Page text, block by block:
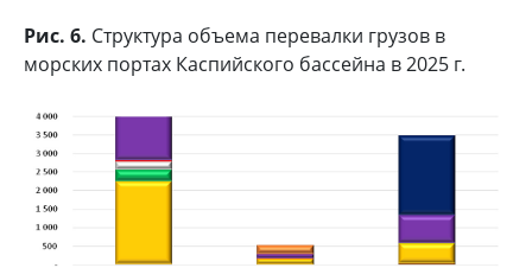
Рис. 6. Структура объема перевалки грузов в
морских портах Каспийского бассейна в 2025 г.